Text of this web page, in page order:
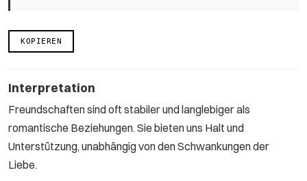
KOPIEREN
Interpretation
Freundschaften sind oft stabiler und langlebiger als
romantische Beziehungen. Sie bieten uns Halt und
Unterstützung, unabhängig von den Schwankungen der
Liebe.